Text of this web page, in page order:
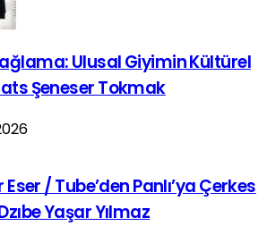
Ulusal Giyimin Kültürel
Şeneser Tokmak
/ Tube’den Panlı’ya Çerkes
Yaşar Yılmaz